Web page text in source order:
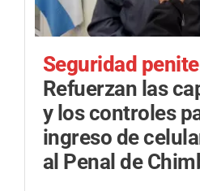
Seguridad
Refuerzan las
y los controles
ingreso de
al Penal de